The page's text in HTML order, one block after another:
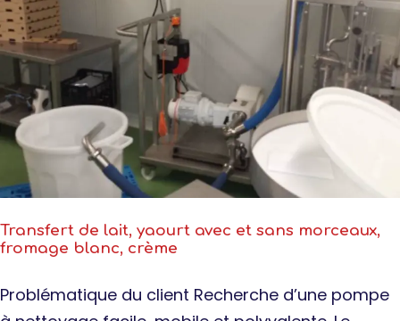
Transfert de lait, yaourt avec et sans morceaux,
fromage blanc, crème
Problématique du client Recherche d’une pompe